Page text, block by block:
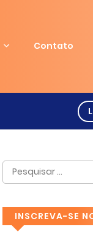
Contato
INSCREVA-SE